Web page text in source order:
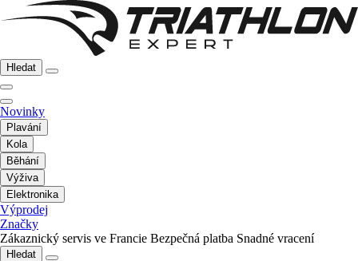
Hledat
Novinky
Plavání
Kola
Běhání
Výživa
Elektronika
Výprodej
Značky
Zákaznický servis ve Francie Bezpečná platba Snadné vracení
Hledat